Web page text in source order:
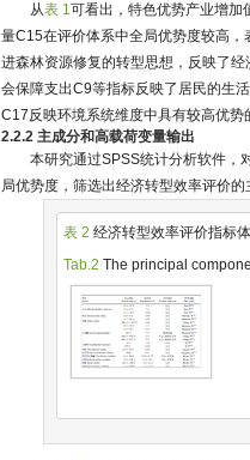
从表 1可看出，特色优势产业增
量C15在评价体系中全局优势度较高
进森林资源修复的转型思想，反映了
会保障支出C9等指标反映了居民的生
C17反映环境系统维度中具有较高优势
2.2.2 主成分和高载荷变量输出
本研究通过SPSS统计分析软件
局优势度，筛选出经济转型效率评价
表 2 经济转型效率评价指标
Tab.2 The principal